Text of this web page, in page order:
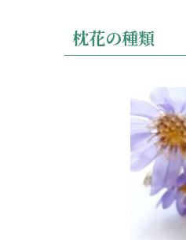
枕花の種類